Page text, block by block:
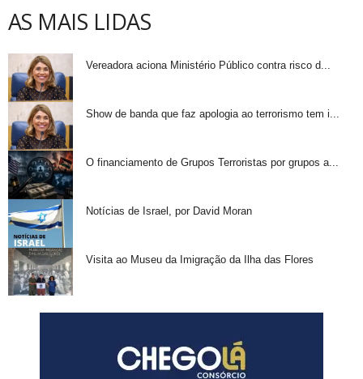
AS MAIS LIDAS
Vereadora aciona Ministério Público contra risco d...
Show de banda que faz apologia ao terrorismo tem i...
O financiamento de Grupos Terroristas por grupos a...
Notícias de Israel, por David Moran
Visita ao Museu da Imigração da Ilha das Flores